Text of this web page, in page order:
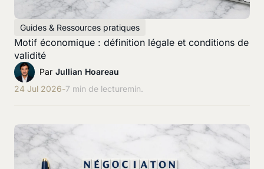
Guides & Ressources pratiques
Motif économique : définition légale et conditions de
validité
Par Jullian Hoareau
24 Jul 2026-7 min de lecturemin.